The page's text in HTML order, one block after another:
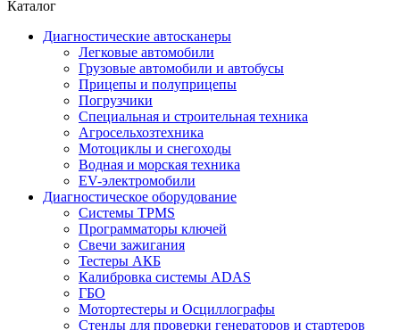
Каталог
Диагностические автосканеры
Легковые автомобили
Грузовые автомобили и автобусы
Прицепы и полуприцепы
Погрузчики
Специальная и строительная техника
Агросельхозтехника
Мотоциклы и снегоходы
Водная и морская техника
EV-электромобили
Диагностическое оборудование
Системы TPMS
Программаторы ключей
Свечи зажигания
Тестеры АКБ
Калибровка системы ADAS
ГБО
Мотортестеры и Осциллографы
Стенды для проверки генераторов и стартеров